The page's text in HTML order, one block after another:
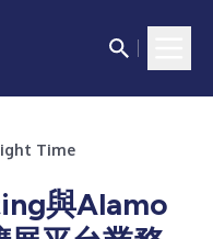
Time
與Alamo